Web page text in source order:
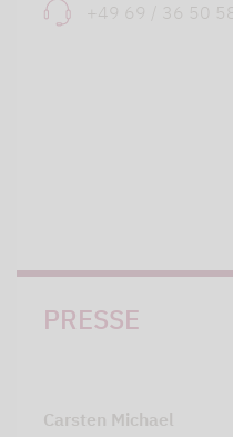
+49 69 / 36 50
PRESSE
Carsten Michael